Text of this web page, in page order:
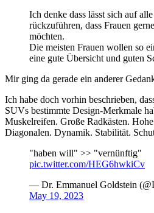
Ich denke dass lässt sich auf
rückzuführen, dass Frauen
möchten.
Die meisten Frauen wollen so
eine gute Übersicht und guten
Mir ging da gerade ein anderer
Ich habe doch vorhin beschrieben,
SUVs bestimmte Design-Merkmale
Muskelreifen. Große Radkästen.
Diagonalen. Dynamik. Stabilität.
"haben will" >> "vernünftig"
pic.twitter.com/HEG6hwkiCv
— Dr. Emmanuel Goldstein
May 19, 2023